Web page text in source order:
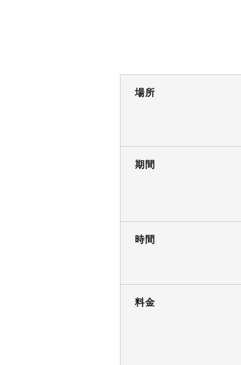
場所
期間
時間
料金